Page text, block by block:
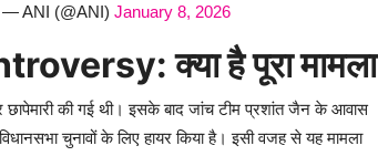
— ANI (@ANI) January 8, 2026
क्या है पूरा मामला
की गई थी। इसके बाद जांच टीम प्रशांत जैन के आवास
चुनावों के लिए हायर किया है। इसी वजह से यह मामला